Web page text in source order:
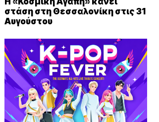
στάση στη Θεσσαλονίκη στις 31
Αυγούστου